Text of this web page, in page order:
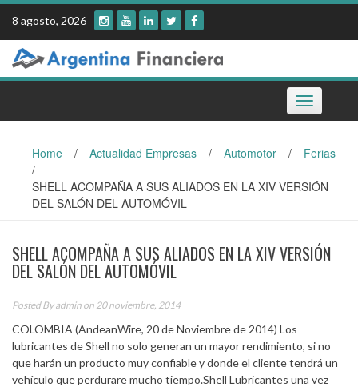
Skip
content
8 agosto, 2026
Toggle
navigation
Home / Actualidad Empresas / Automotor /
Ferias
/
SHELL ACOMPAÑA A SUS ALIADOS EN LA XIV VERSIÓN
DEL SALÓN DEL AUTOMÓVIL
SHELL ACOMPAÑA A SUS ALIADOS EN LA XIV VERSIÓN
DEL SALÓN DEL AUTOMÓVIL
Posted Byadmin on 20 noviembre, 2014
COLOMBIA (AndeanWire, 20 de Noviembre de 2014) Los
lubricantes de Shell no solo generan un mayor rendimiento, si no
que harán un producto muy confiable y donde el cliente tendrá un
vehículo que perdurare mucho tiempo.Shell Lubricantes una vez